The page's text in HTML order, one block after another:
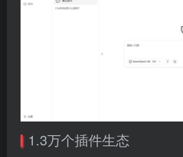
1.3万个插件生态